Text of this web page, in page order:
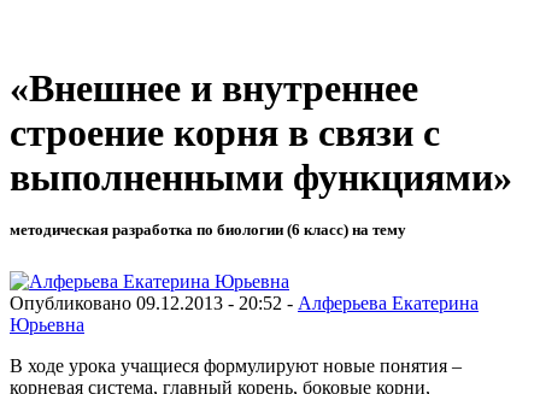
«Внешнее и внутреннее
строение корня в связи с
выполненными функциями»
методическая разработка по биологии (6 класс) на тему
Опубликовано 09.12.2013 - 20:52 - Алферьева Екатерина
Юрьевна
В ходе урока учащиеся формулируют новые понятия –
корневая система, главный корень, боковые корни,